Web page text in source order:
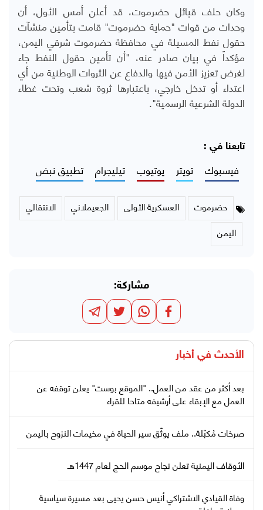
وكان حلف قبائل حضرموت، قد أعلن أمس الأول، أن
وحدات من قوات "حماية حضرموت" قامت بتأمين منشآت
حقول نفط المسيلة في محافظة حضرموت شرقي اليمن،
مؤكداً في بيان صادر عنه، "أن تأمين حقول النفط جاء
لغرض تعزيز الأمن فيها والدفاع عن الثروات الوطنية من أي
اعتداء أو تدخل خارجي، باعتبارها ثروة شعب وتحت غطاء
الدولة الشرعية الرسمية".
تابعنا في :
فيسبوك تويتر يوتيوب تيليجرام تطبيق نبض
حضرموت العسكرية الأولى الجعيملاني
الانتقالي
اليمن
مشاركة:
الأحدث في أخبار
بعد أكثر من عقد من العمل.. "الموقع بوست" يعلن توقفه عن
العمل مع الإبقاء على أرشيفه متاحا للقراء
صرخات مُكبّلة.. ملف يوثّق سير الحياة في مخيمات النزوح باليمن
الأوقاف اليمنية تعلن نجاح موسم الحج لعام 1447هـ
وفاة القيادي الاشتراكي أنيس حسن يحيى بعد مسيرة سياسية